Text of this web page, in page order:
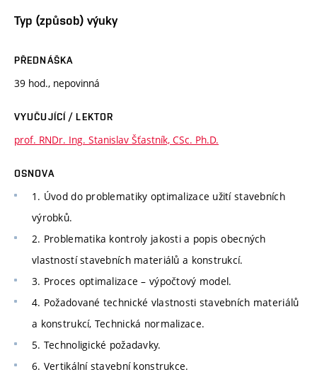
Typ (způsob) výuky
PŘEDNÁŠKA
39 hod., nepovinná
VYUČUJÍCÍ / LEKTOR
prof. RNDr. Ing. Stanislav Šťastník, CSc. Ph.D.
OSNOVA
1. Úvod do problematiky optimalizace užití stavebních
výrobků.
2. Problematika kontroly jakosti a popis obecných
vlastností stavebních materiálů a konstrukcí.
3. Proces optimalizace – výpočtový model.
4. Požadované technické vlastnosti stavebních materiálů
a konstrukcí, Technická normalizace.
5. Technoligické požadavky.
6. Vertikální stavební konstrukce.